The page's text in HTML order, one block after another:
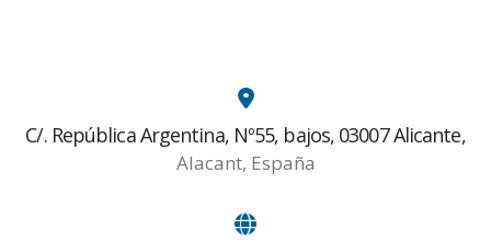
C/. República Argentina, Nº55, bajos, 03007 Alicante,
Alacant, España